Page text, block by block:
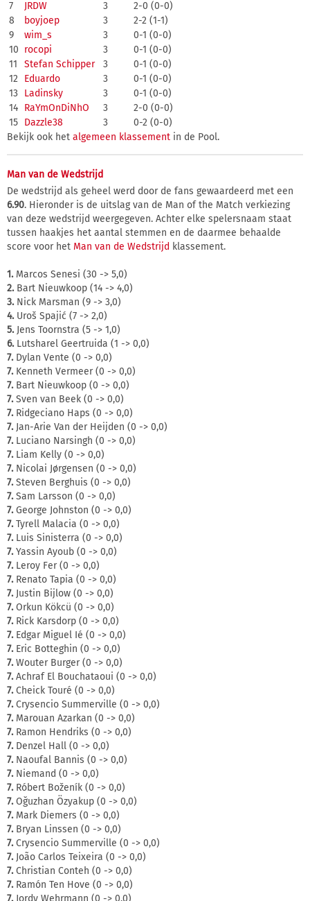
7 JRDW 3
2-0 (0-0)
8
boyjoep 3
2-2 (1-1)
9
wim_s 3
0-1 (0-0)
10 rocopi 3
0-1 (0-0)
11
Stefan Schipper 3
0-1 (0-0)
12 Eduardo 3
0-1 (0-0)
13 Ladinsky 3
0-1 (0-0)
14 RaYmOnDiNhO 3
2-0 (0-0)
15 Dazzle38 3
0-2 (0-0)
Bekijk ook het algemeen klassement in de Pool.
Man van de Wedstrijd
De wedstrijd als geheel werd door de fans gewaardeerd met een
6.90. Hieronder is de uitslag van de Man of the Match verkiezing
van deze wedstrijd weergegeven. Achter elke spelersnaam staat
tussen haakjes het aantal stemmen en de daarmee behaalde
score voor het Man van de Wedstrijd klassement.
1.Marcos Senesi (30 -> 5,0)
2.Bart Nieuwkoop (14 -> 4,0)
3.Nick Marsman (9 -> 3,0)
4.Uroš Spajić (7 -> 2,0)
5.Jens Toornstra (5 -> 1,0)
6.Lutsharel Geertruida (1 -> 0,0)
7.Dylan Vente (0 -> 0,0)
7.Kenneth Vermeer (0 -> 0,0)
7.Bart Nieuwkoop (0 -> 0,0)
7.Sven van Beek (0 -> 0,0)
7.Ridgeciano Haps (0 -> 0,0)
7.Jan-Arie Van der Heijden (0 -> 0,0)
7.Luciano Narsingh (0 -> 0,0)
7.Liam Kelly (0 -> 0,0)
7.Nicolai Jørgensen (0 -> 0,0)
7.Steven Berghuis (0 -> 0,0)
7.Sam Larsson (0 -> 0,0)
7.George Johnston (0 -> 0,0)
7.Tyrell Malacia (0 -> 0,0)
7.Luis Sinisterra (0 -> 0,0)
7.Yassin Ayoub (0 -> 0,0)
7.Leroy Fer (0 -> 0,0)
7.Renato Tapia (0 -> 0,0)
7.Justin Bijlow (0 -> 0,0)
7.Orkun Kökcü (0 -> 0,0)
7.Rick Karsdorp (0 -> 0,0)
7.Edgar Miguel Ié (0 -> 0,0)
7.Eric Botteghin (0 -> 0,0)
7.Wouter Burger (0 -> 0,0)
7.Achraf El Bouchataoui (0 -> 0,0)
7.Cheick Touré (0 -> 0,0)
7.Crysencio Summerville (0 -> 0,0)
7.Marouan Azarkan (0 -> 0,0)
7.Ramon Hendriks (0 -> 0,0)
7.Denzel Hall (0 -> 0,0)
7.Naoufal Bannis (0 -> 0,0)
7.Niemand (0 -> 0,0)
7.Róbert Boženík (0 -> 0,0)
7.Oğuzhan Özyakup (0 -> 0,0)
7.Mark Diemers (0 -> 0,0)
7.Bryan Linssen (0 -> 0,0)
7.Crysencio Summerville (0 -> 0,0)
7.João Carlos Teixeira (0 -> 0,0)
7.Christian Conteh (0 -> 0,0)
7.Ramón Ten Hove (0 -> 0,0)
7.Jordy Wehrmann (0 -> 0,0)